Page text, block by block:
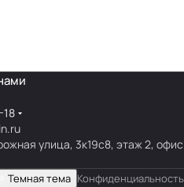
18
улица, 3к19с8, этаж 2, офис
Темная тема Конфиденциальность